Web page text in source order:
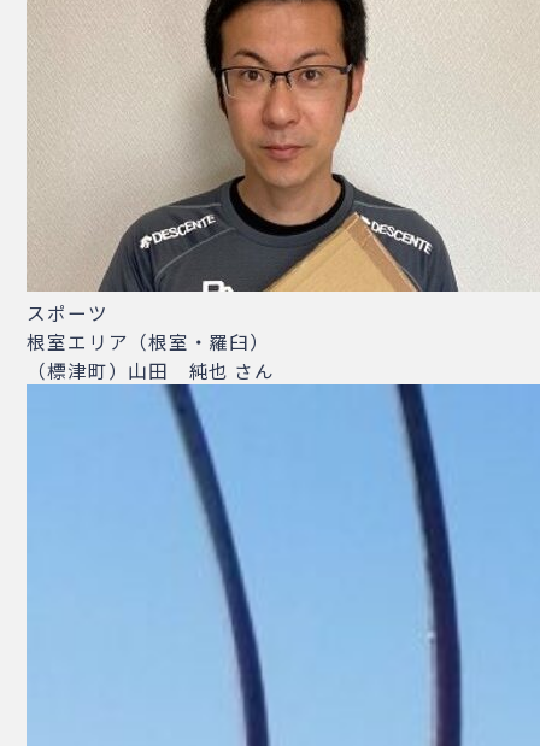
スポーツ
根室エリア（根室・羅臼）
（標津町）山田 純也 さん